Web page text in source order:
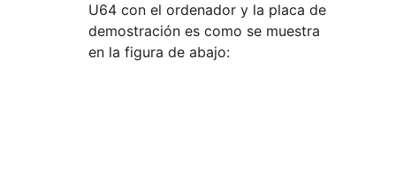
U64 con el ordenador y la placa de
demostración es como se muestra
en la figura de abajo: